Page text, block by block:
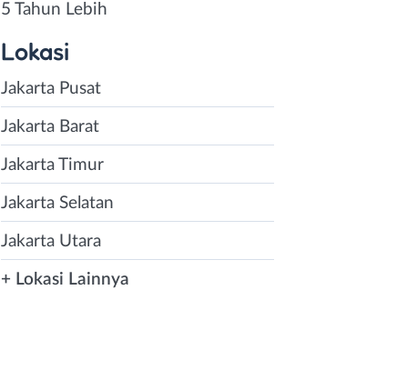
5 Tahun Lebih
Lokasi
Jakarta Pusat
Jakarta Barat
Jakarta Timur
Jakarta Selatan
Jakarta Utara
+ Lokasi Lainnya